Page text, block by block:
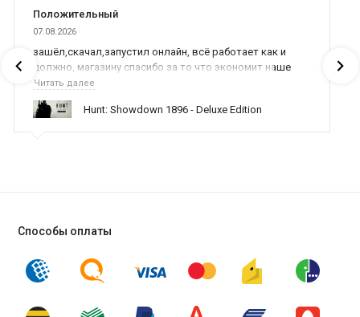
Положительный
07.08.2026
зашёл,скачал,запустил онлайн, всё работает как и
должно, магазину спасибо за то что экономит наше
время,нервы и деньги, ребята вы красава оказываете
поддержку населению и походу из всех только вы и
оказываете помощь
Читать далее
Hunt: Showdown 1896 - Deluxe Edition
Способы оплаты